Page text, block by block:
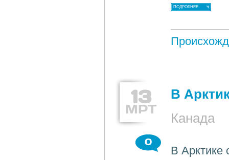
ПОДРОБНЕЕ
13
МРТ
В
Канада
0
В Арктике